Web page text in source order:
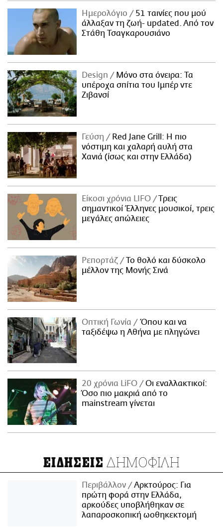
ΑΜΠΑ
Ημερολόγιο
51 ταινίες που μού
άλλαξαν τη ζωή- updated. Aπό τον
Στάθη Τσαγκαρουσιάνο
Design
Μόνο στα όνειρα: Τα
υπέροχα σπίτια του Ιμπέρ ντε
Ζιβανσί
Γεύση
Red Jane Grill: Η πιο
νόστιμη και χαλαρή αυλή στα
Χανιά (ίσως και στην Ελλάδα)
Είκοσι χρόνια LIFO
Tρεις
σημαντικοί Έλληνες μουσικοί, τρεις
μεγάλες απώλειες
Ρεπορτάζ
Το θολό και δύσκολο
μέλλον της Μονής Σινά
Οπτική Γωνία
Όπου και να
ταξιδέψω η Αθήνα με πληγώνει
20 χρόνια LiFO
Οι εναλλακτικοί:
Όσο πιο μακριά από το
mainstream γίνεται
ΕΙΔΗΣΕΙΣ ΔΗΜΟΦΙΛΗ
Περιβάλλον
Αρκτούρος: Για
πρώτη φορά στην Ελλάδα,
αρκούδες υποβλήθηκαν σε
λαπαροσκοπική ωοθηκεκτομή